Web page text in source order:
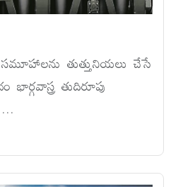
సమూహాలను తుత్తునియలు చేసే
భార్గవాస్త్ర తుదిరూపు